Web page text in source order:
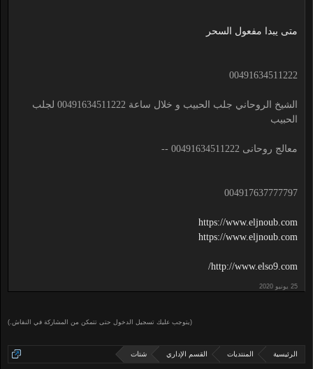
متى يبدا مفعول السحر
00491634511222
الشيخ الروحاني جلب الحبيب و خلال ساعة 00491634511222 لجلب
الحبيب
معالج روحانى 00491634511222 --
004917637777797
https://www.eljnoub.com
https://www.eljnoub.com
http://www.elso9.com/
(يتوجب عليك تسجيل الدخول حتى تتمكن من المشاركة في النقاش.)
الرئيسية المنتديات القسم الإداري شتات